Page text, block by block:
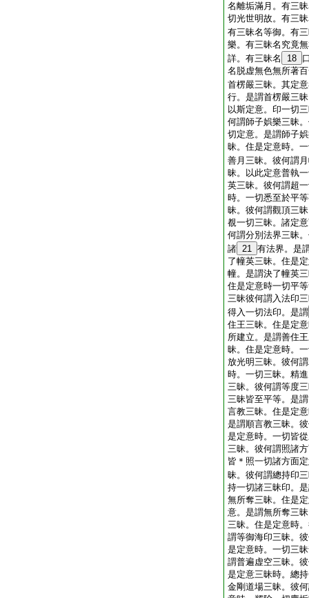
名離垢滿月。有三
切光世明故。有三
有三昧名等御。有
樂。有三昧名究竟
詳。有三昧名
18
名脱虚無色無所著
首楞嚴三昧。其定
行。是謂首楞嚴三
以斯定意。印一切
何謂師子娯樂三昧
切定意。是謂師子
昧。住是定意時。
善月三昧。彼何謂
昧。以此定意普執
英三昧。彼何謂超
時。一切悉至於平
昧。彼何謂觀頂三
覩一切三昧。諸定
何謂分別法界三昧
諸 21 有法界。是
了幢英三昧。住是
幢。是謂決了幢英
住是定意時一切平
三昧彼何謂入法印
得入一切法印。是謂
住王三昧。住是定
所建立。是謂善住
昧。住是定意時。
放光明三昧。彼何
時。一切三昧。精
三昧。彼何謂等度
三昧皆至平等。是
言教三昧。住是定
是謂順言教三昧。
是定意時。一切皆
三昧。彼何謂照諸
皆＊照一切諸方面
昧。彼何謂總持印
持一切諸三昧印。
無所奪三昧。住是
意。是謂無所奪三
三昧。住是定意時
謂等御海印三昧。
是定意時。一切三
謂普遍虚空三昧。
是定意三昧時。總
金剛道場三昧。彼